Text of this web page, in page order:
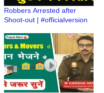
Robbers Arrested after
Shoot-out | #officialversion